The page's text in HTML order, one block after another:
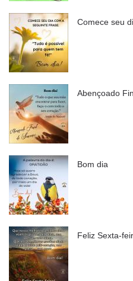
Comece seu
Abençoado
Bom dia
Feliz Sexta-